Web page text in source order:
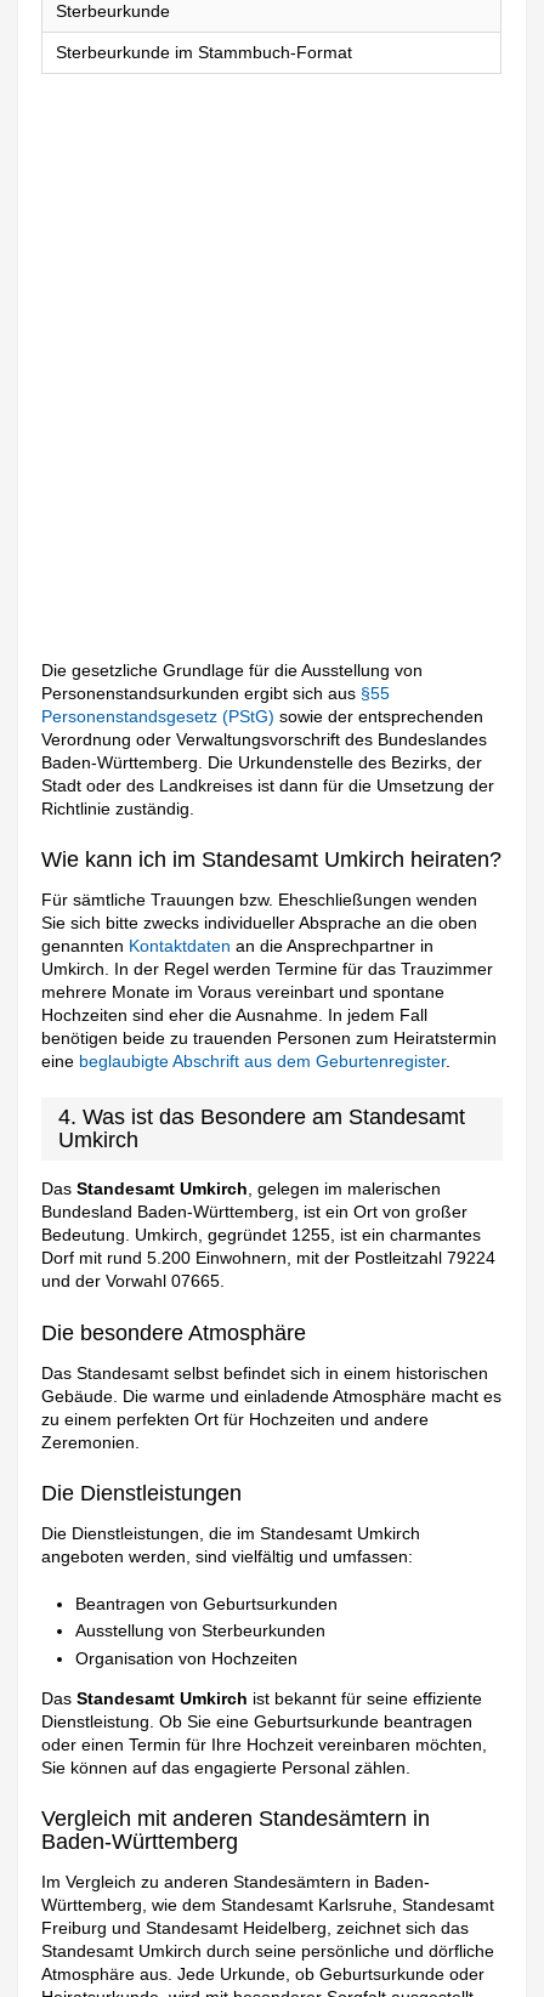
Sterbeurkunde
Sterbeurkunde im Stammbuch-Format
Die gesetzliche Grundlage für die Ausstellung von
Personenstandsurkunden ergibt sich aus §55
Personenstandsgesetz (PStG)sowie der entsprechenden
Verordnung oder Verwaltungsvorschrift des Bundeslandes
Baden-Württemberg. Die Urkundenstelle des Bezirks, der
Stadt oder des Landkreises ist dann für die Umsetzung der
Richtlinie zuständig.
Wie kann ich im Standesamt Umkirch heiraten?
Für sämtliche Trauungen bzw. Eheschließungen wenden
Sie sich bitte zwecks individueller Absprache an die oben
genannten Kontaktdaten an die Ansprechpartner in
Umkirch. In der Regel werden Termine für das Trauzimmer
mehrere Monate im Voraus vereinbart und spontane
Hochzeiten sind eher die Ausnahme. In jedem Fall
benötigen beide zu trauenden Personen zum Heiratstermin
eine beglaubigte Abschrift aus dem Geburtenregister.
4. Was ist das Besondere am Standesamt
Umkirch
DasStandesamt Umkirch, gelegen im malerischen
Bundesland Baden-Württemberg, ist ein Ort von großer
Bedeutung. Umkirch, gegründet 1255, ist ein charmantes
Dorf mit rund 5.200 Einwohnern, mit der Postleitzahl 79224
und der Vorwahl 07665.
Die besondere Atmosphäre
Das Standesamt selbst befindet sich in einem historischen
Gebäude. Die warme und einladende Atmosphäre macht es
zu einem perfekten Ort für Hochzeiten und andere
Zeremonien.
Die Dienstleistungen
Die Dienstleistungen, die im Standesamt Umkirch
angeboten werden, sind vielfältig und umfassen:
Beantragen von Geburtsurkunden
Ausstellung von Sterbeurkunden
Organisation von Hochzeiten
DasStandesamt Umkirch ist bekannt für seine effiziente
Dienstleistung. Ob Sie eine Geburtsurkunde beantragen
oder einen Termin für Ihre Hochzeit vereinbaren möchten,
Sie können auf das engagierte Personal zählen.
Vergleich mit anderen Standesämtern in
Baden-Württemberg
Im Vergleich zu anderen Standesämtern in Baden-
Württemberg, wie dem Standesamt Karlsruhe, Standesamt
Freiburg und Standesamt Heidelberg, zeichnet sich das
Standesamt Umkirch durch seine persönliche und dörfliche
Atmosphäre aus. Jede Urkunde, ob Geburtsurkunde oder